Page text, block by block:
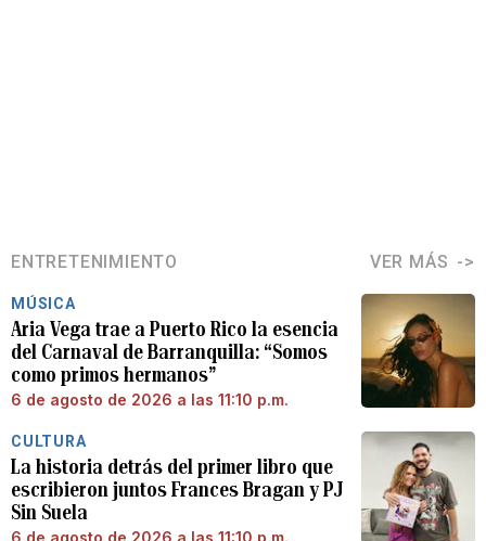
ENTRETENIMIENTO VER MÁS
MÚSICA
Aria Vega trae a Puerto Rico la esencia
del Carnaval de Barranquilla: “Somos
como primos hermanos”
6 de agosto de 2026 a las 11:10 p.m.
CULTURA
La historia detrás del primer libro que
escribieron juntos Frances Bragan y PJ
Sin Suela
6 de agosto de 2026 a las 11:10 p.m.